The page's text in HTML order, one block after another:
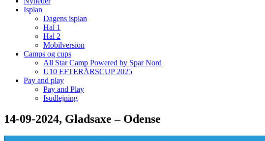
Isplan
Dagens isplan
Hal 1
Hal 2
Mobilversion
Camps og cups
All Star Camp Powered by Spar Nord
U10 EFTERÅRSCUP 2025
Pay and play
Pay and Play
Isudlejning
14-09-2024, Gladsaxe – Odense